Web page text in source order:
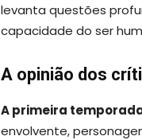
levanta questões
capacidade do ser
A opinião dos
A primeira
envolvente,